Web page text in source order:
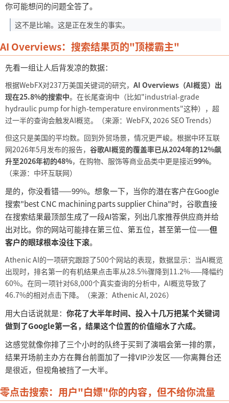
你可能想问的问题全答了。
这不是比喻。这是正在发生的事实。
AI Overviews：搜索结果页的"顶楼霸主"
先看一组让人后背发凉的数据：
根据WebFX对237万美国关键词的研究， AI Overviews（AI概览）出
现在25.8%的搜索中。在长尾查询中（比如"industrial-grade
hydraulic pump for high-temperature environments"这种），超
过一半的查询会触发AI概览。（来源：WebFX, 2026 SEO Trends）
但这只是美国的平均数。回到外贸场景，情况更严峻。根据中环互联
网2026年5月发布的报告， 谷歌AI概览的覆盖率已从2024年的12%飙
升至2026年初的48%，在购物、服饰等商业品类中更是接近99%。
（来源：中环互联网）
是的，你没看错——99%。想象一下，当你的潜在客户在Google
搜索"best CNC machining parts supplier China"时，谷歌直接
在搜索结果最顶部生成了一段AI答案，列出几家推荐供应商并给
出对比。你的网站可能排在第三位、第五位，甚至第一位——但
客户的眼球根本没往下滚。
Athenic AI的一项研究跟踪了500个网站的表现，数据显示：当AI概览
出现时，排名第一的有机结果点击率从28.5%骤降到11.2%——降幅约
60%。在同一项针对68,000个真实查询的分析中，AI概览导致了
46.7%的相对点击下降。（来源：Athenic AI, 2026）
用大白话说就是： 你花了大半年时间、投入十几万把某个关键词
做到了Google第一名，结果这个位置的价值缩水了六成。
这感觉就像你排了三个小时的队终于买到了演唱会第一排的票，
结果开场前主办方在舞台前面加了一排VIP沙发区——你离舞台还
是很近，但视角被挡了一大半。
零点击搜索：用户"白嫖"你的内容，但不给你流量